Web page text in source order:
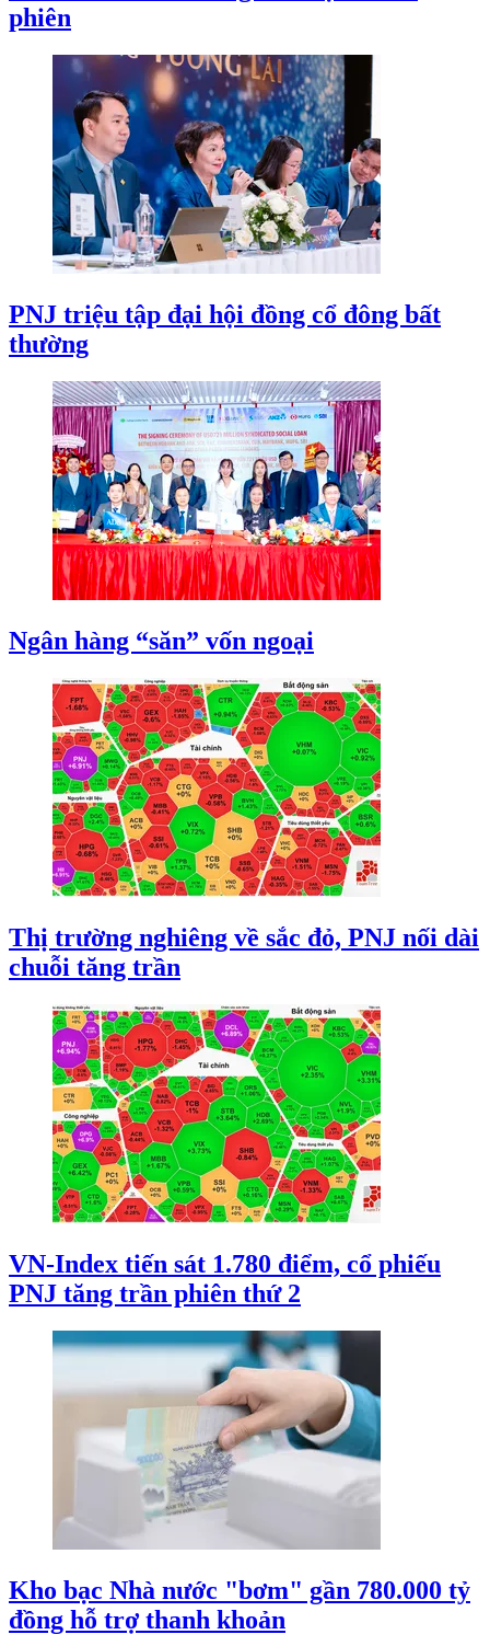
phiên
PNJ triệu tập đại hội đồng cổ đông bất
thường
Ngân hàng “săn” vốn ngoại
Thị trường nghiêng về sắc đỏ, PNJ nối dài
chuỗi tăng trần
VN-Index tiến sát 1.780 điểm, cổ phiếu
PNJ tăng trần phiên thứ 2
Kho bạc Nhà nước "bơm" gần 780.000 tỷ
đồng hỗ trợ thanh khoản